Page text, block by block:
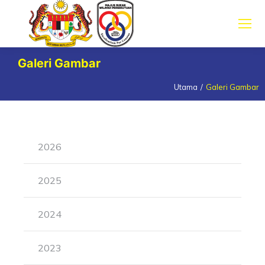
Galeri Gambar
Utama Galeri Gambar
2026
2025
2024
2023